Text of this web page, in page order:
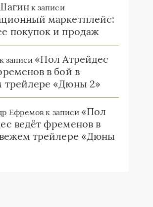
к записи
маркетплейс:
покупок и продаж
к записи«Пол Атрейдес
в бой в
трейлере «Дюны 2»
Ефремов к записи«Пол
ведёт фременов в
трейлере «Дюны